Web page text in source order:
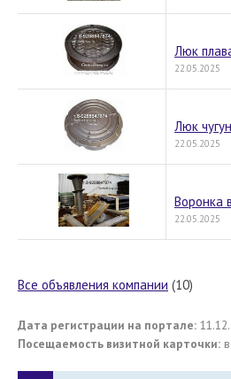
Люк
22.05.2025
Люк
22.05.2025
Воронка
22.05.2025
Все объявления компании (10)
Дата регистрации на портале:
Посещаемость визитной карточки: